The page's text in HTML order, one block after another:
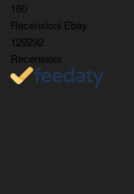
160
Recensioni Ebay
129292
Recensioni